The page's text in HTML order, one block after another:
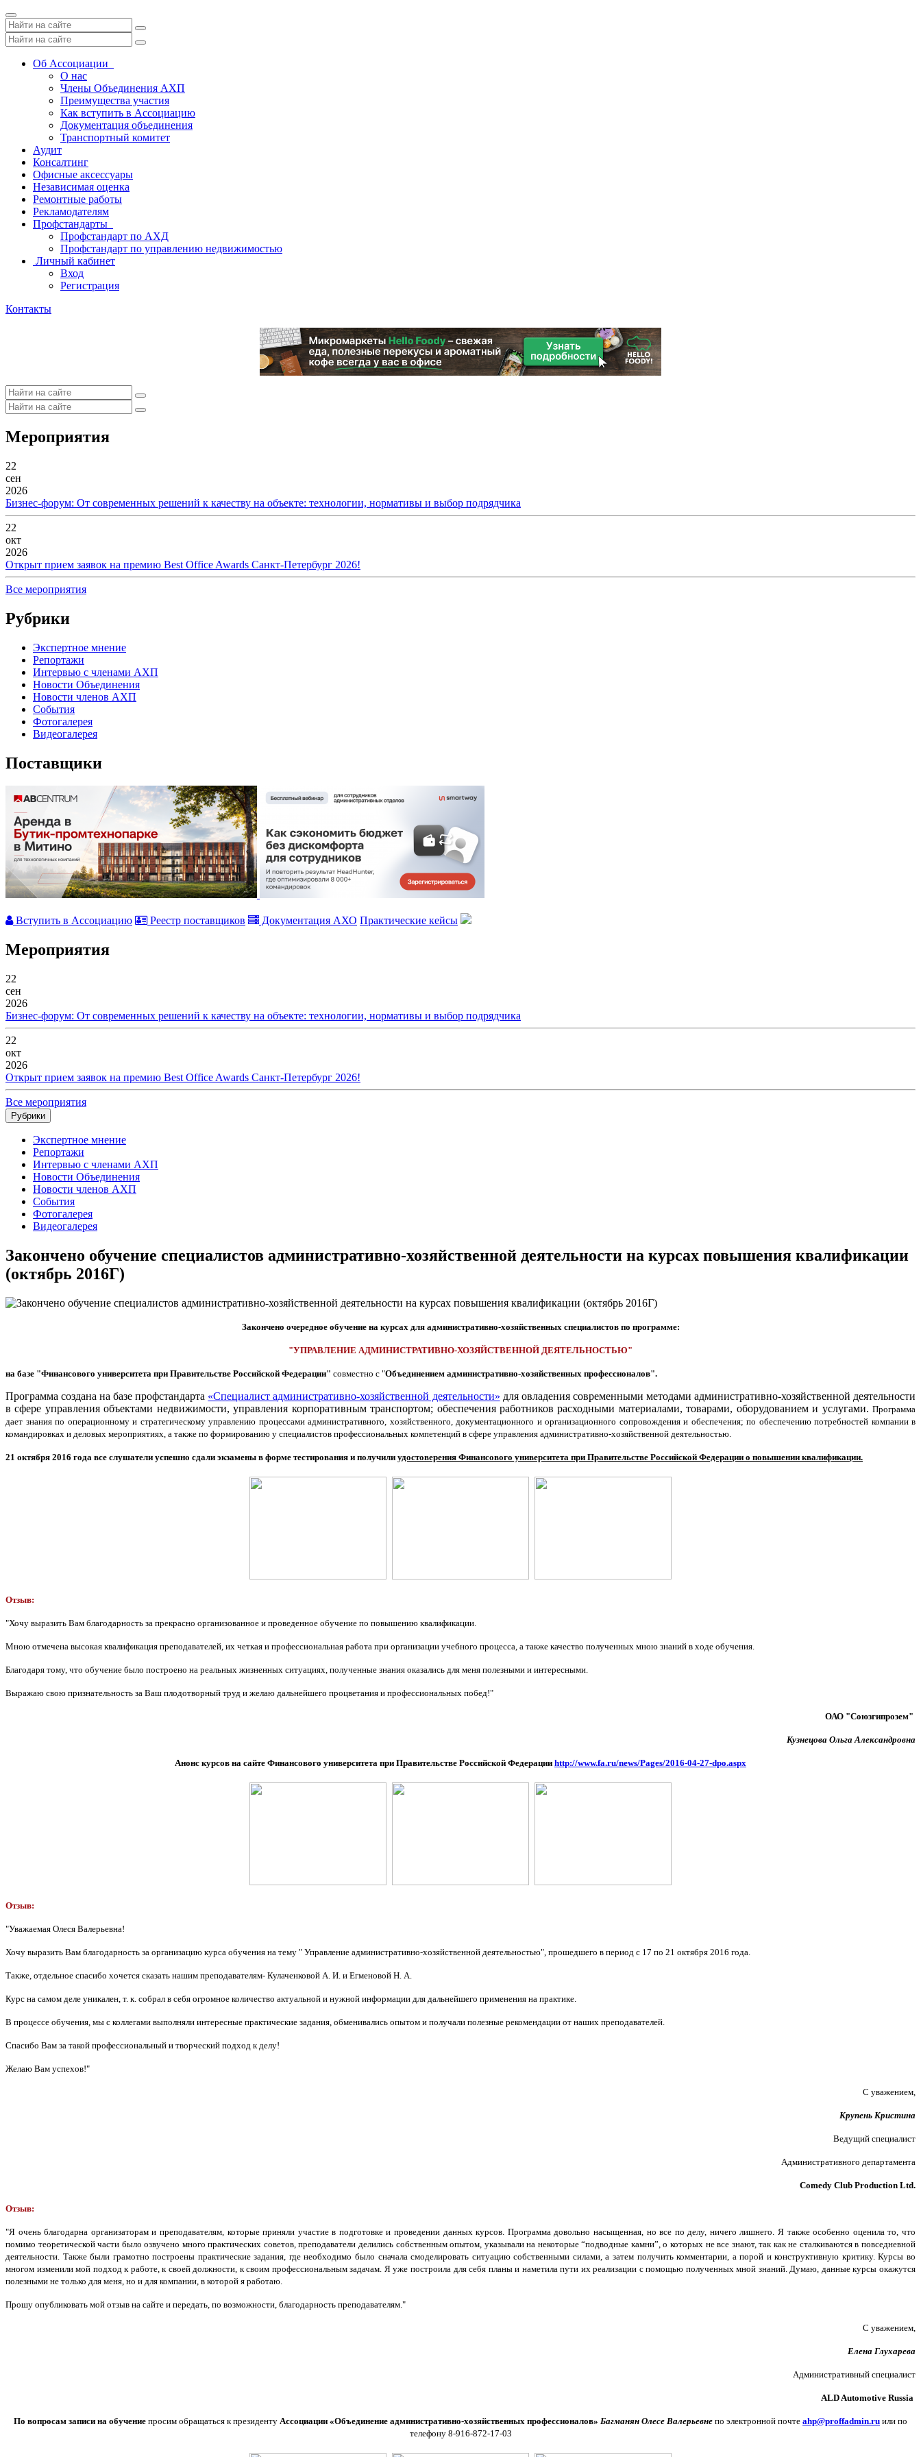
Toggle
navigation
Об Ассоциации
О нас
Члены Объединения АХП
Преимущества участия
Как вступить в Ассоциацию
Документация объединения
Транспортный комитет
Аудит
Консалтинг
Офисные аксессуары
Независимая оценка
Ремонтные работы
Рекламодателям
Профстандарты
Профстандарт по АХД
Профстандарт по управлению недвижимостью
Личный кабинет
Вход
Регистрация
Контакты
Мероприятия
22
сен
2026
Бизнес-форум: От современных решений к качеству на объекте: технологии, нормативы и выбор подрядчика
22
окт
2026
Открыт прием заявок на премию Best Office Awards Санкт-Петербург 2026!
Все мероприятия
Рубрики
Экспертное мнение
Репортажи
Интервью с членами АХП
Новости Объединения
Новости членов АХП
События
Фотогалерея
Видеогалерея
Поставщики
Вступить в Ассоциацию Реестр поставщиков Документация АХО Практические кейсы
Мероприятия
22
сен
2026
Бизнес-форум: От современных решений к качеству на объекте: технологии, нормативы и выбор подрядчика
22
окт
2026
Открыт прием заявок на премию Best Office Awards Санкт-Петербург 2026!
Все мероприятия
Рубрики
Экспертное мнение
Репортажи
Интервью с членами АХП
Новости Объединения
Новости членов АХП
События
Фотогалерея
Видеогалерея
Закончено обучение специалистов административно-хозяйственной деятельности на курсах повышения квалификации
(октябрь 2016Г)
Закончено очередное обучение на курсах для административно-хозяйственных специалистов по программе:
"УПРАВЛЕНИЕ АДМИНИСТРАТИВНО-ХОЗЯЙСТВЕННОЙ ДЕЯТЕЛЬНОСТЬЮ"
на базе "Финансового университета при Правительстве Российской Федерации" совместно с "Объединением административно-хозяйственных профессионалов".
Программа создана на базе профстандарта «Специалист административно-хозяйственной деятельности» для овладения современными методами административно-хозяйственной деятельности
в сфере управления объектами недвижимости, управления корпоративным транспортом; обеспечения работников расходными материалами, товарами, оборудованием и услугами. Программа
дает знания по операционному и стратегическому управлению процессами административного, хозяйственного, документационного и организационного сопровождения и обеспечения; по обеспечению потребностей компании в
командировках и деловых мероприятиях, а также по формированию у специалистов профессиональных компетенций в сфере управления административно-хозяйственной деятельностью.
21 октября 2016 года все слушатели успешно сдали экзамены в форме тестирования и получили удостоверения Финансового университета при Правительстве Российской Федерации о повышении квалификации.
Отзыв:
"Хочу выразить Вам благодарность за прекрасно организованное и проведенное обучение по повышению квалификации.
Мною отмечена высокая квалификация преподавателей, их четкая и профессиональная работа при организации учебного процесса, а также качество полученных мною знаний в ходе обучения.
Благодаря тому, что обучение было построено на реальных жизненных ситуациях, полученные знания оказались для меня полезными и интересными.
Выражаю свою признательность за Ваш плодотворный труд и желаю дальнейшего процветания и профессиональных побед!"
ОАО "Союзгипрозем"
Кузнецова Ольга Александровна
Анонс курсов на сайте Финансового университета при Правительстве Российской Федерации http://www.fa.ru/news/Pages/2016-04-27-dpo.aspx
Отзыв:
"Уважаемая Олеся Валерьевна!
Хочу выразить Вам благодарность за организацию курса обучения на тему " Управление административно-хозяйственной деятельностью", прошедшего в период с 17 по 21 октября 2016 года.
Также, отдельное спасибо хочется сказать нашим преподавателям- Кулаченковой А. И. и Егменовой Н. А.
Курс на самом деле уникален, т. к. собрал в себя огромное количество актуальной и нужной информации для дальнейшего применения на практике.
В процессе обучения, мы с коллегами выполняли интересные практические задания, обменивались опытом и получали полезные рекомендации от наших преподавателей.
Спасибо Вам за такой профессиональный и творческий подход к делу!
Желаю Вам успехов!"
С уважением,
Крупень Кристина
Ведущий специалист
Административного департамента
Comedy Club Production Ltd.
Отзыв:
"Я очень благодарна организаторам и преподавателям, которые приняли участие в подготовке и проведении данных курсов. Программа довольно насыщенная, но все по делу, ничего лишнего. Я также особенно оценила то, что
помимо теоретической части было озвучено много практических советов, преподаватели делились собственным опытом, указывали на некоторые “подводные камни”, о которых не все знают, так как не сталкиваются в повседневной
деятельности. Также были грамотно построены практические задания, где необходимо было сначала смоделировать ситуацию собственными силами, а затем получить комментарии, а порой и конструктивную критику. Курсы во
многом изменили мой подход к работе, к своей должности, к своим профессиональным задачам. Я уже построила для себя планы и наметила пути их реализации с помощью полученных мной знаний. Думаю, данные курсы окажутся
полезными не только для меня, но и для компании, в которой я работаю.
Прошу опубликовать мой отзыв на сайте и передать, по возможности, благодарность преподавателям."
С уважением,
Елена Глухарева
Административный специалист
ALD Automotive Russia
По вопросам записи на обучение просим обращаться к президенту Ассоциации «Объединение административно-хозяйственных профессионалов» Багманян Олесе Валерьевне по электронной почте ahp@proffadmin.ru или по
телефону 8-916-872-17-03